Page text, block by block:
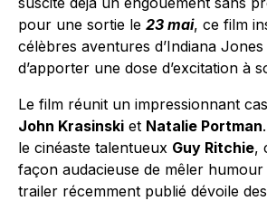
pour une sortie le 23 mai, ce film
célèbres aventures d’Indiana
d’apporter une dose d’excitation à
Le film réunit un impressionnant
John Krasinski et Natalie Portman
le cinéaste talentueux Guy Ritchie,
façon audacieuse de mêler humour
trailer récemment publié dévoile